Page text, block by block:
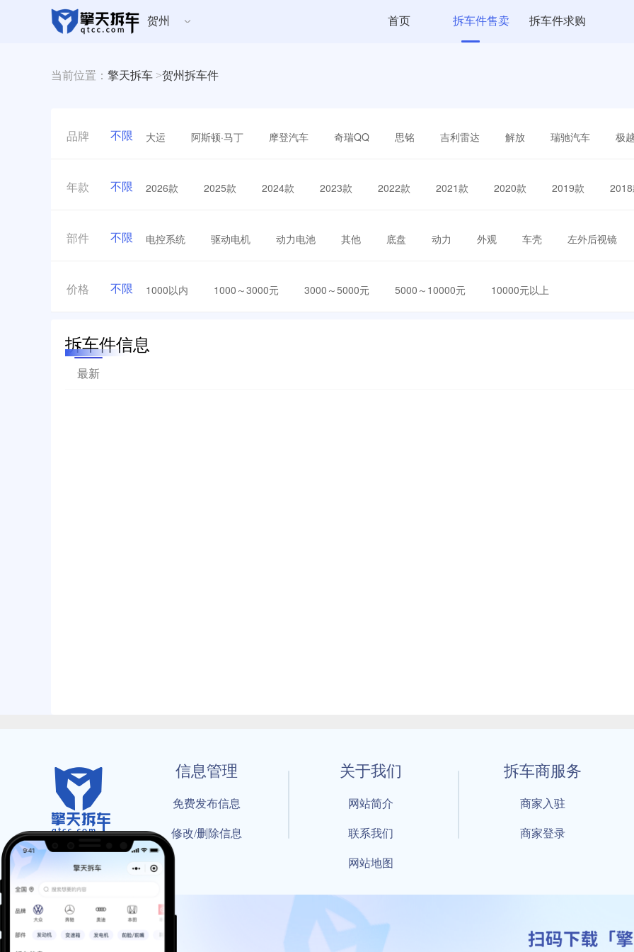
贺州 首页 拆车件售卖 拆车件求购
当前位置： 擎天拆车 >贺州拆车件
品牌 不限 大运 阿斯顿·马丁 摩登汽车 奇瑞QQ 思铭 吉利雷达 解放 瑞驰汽车 极
年款 不限 2026款 2025款 2024款 2023款 2022款 2021款 2020款 2019款
部件 不限 电控系统 驱动电机 动力电池 其他 底盘 动力 外观 车壳 左外后视镜
价格 不限 1000以内 1000～3000元 3000～5000元 5000～10000元 10000元以上
拆车件信息
最新
信息管理
免费发布信息
修改/删除信息
关于我们
网站简介
联系我们
网站地图
拆车商服务
商家入驻
商家登录
© 2021 By 擎天拆车-买卖拆车件，擎天拆车好省快 All Rights Reserved
工信部备案号：鲁ICP备18021004号-17 公安部备案号： 鲁公网安备